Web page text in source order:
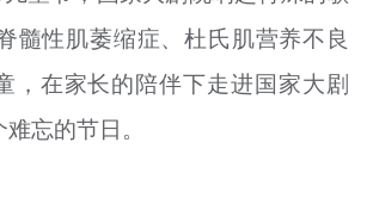
+
髓性肌萎缩症、杜氏肌营养不良
，在家长的陪伴下走进国家大剧
忘的节日。